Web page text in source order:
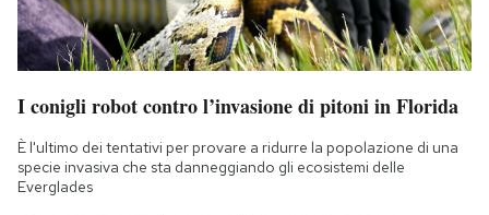
I conigli robot contro l’invasione di pitoni in Florida
È l'ultimo dei tentativi per provare a ridurre la popolazione di una
specie invasiva che sta danneggiando gli ecosistemi delle
Everglades